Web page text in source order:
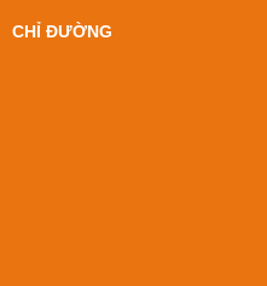
CHỈ ĐƯỜNG